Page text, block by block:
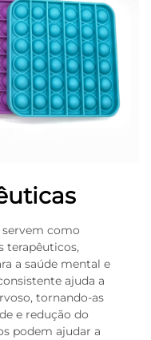
servem como
terapêuticos,
a saúde mental e
ajuda a
tornando-as
e redução do
podem ajudar a